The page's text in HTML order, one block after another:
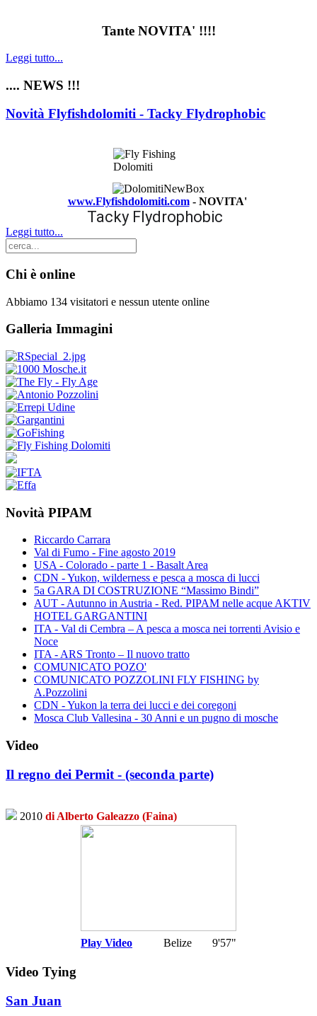
Tante NOVITA' !!!!
Leggi tutto...
.... NEWS !!!
Novità Flyfishdolomiti - Tacky Flydrophobic
www.Flyfishdolomiti.com- NOVITA'
Tacky Flydrophobic
Leggi tutto...
Chi è online
Abbiamo 134 visitatori e nessun utente online
Galleria Immagini
Novità PIPAM
Riccardo Carrara
Val di Fumo - Fine agosto 2019
USA - Colorado - parte 1 - Basalt Area
CDN - Yukon, wilderness e pesca a mosca di lucci
5a GARA DI COSTRUZIONE “Massimo Bindi”
AUT - Autunno in Austria - Red. PIPAM nelle acque AKTIV
HOTEL GARGANTINI
ITA - Val di Cembra – A pesca a mosca nei torrenti Avisio e
Noce
ITA - ARS Tronto – Il nuovo tratto
COMUNICATO POZO'
COMUNICATO POZZOLINI FLY FISHING by
A.Pozzolini
CDN - Yukon la terra dei lucci e dei coregoni
Mosca Club Vallesina - 30 Anni e un pugno di mosche
Video
Il regno dei Permit - (seconda parte)
2010 di Alberto Galeazzo (Faina)
Play Video Belize 9'57"
Video Tying
San Juan